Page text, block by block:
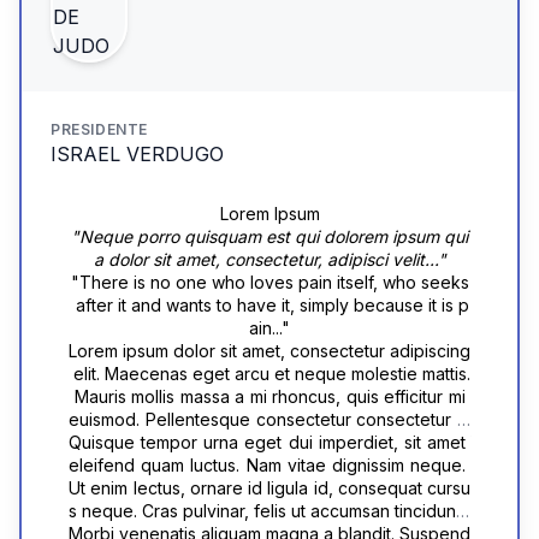
pit sem ut quam bibendum, vitae sodales nibh volu
tpat.
PRESIDENTE
ISRAEL VERDUGO
Lorem Ipsum
"Neque porro quisquam est qui dolorem ipsum qui
a dolor sit amet, consectetur, adipisci velit..."
"There is no one who loves pain itself, who seeks
after it and wants to have it, simply because it is p
ain..."
Lorem ipsum dolor sit amet, consectetur adipiscing
elit. Maecenas eget arcu et neque molestie mattis.
Mauris mollis massa a mi rhoncus, quis efficitur mi
euismod. Pellentesque consectetur consectetur m
agna vitae viverra. Quisque molestie ultricies eleif
end. Nulla commodo ullamcorper risus, ut sceleris
que urna aliquet vel. Suspendisse potenti. Vestibul
um tempus interdum urna, non congue lorem vene
natis in. Suspendisse mollis nunc et maximus feugi
Quisque tempor urna eget dui imperdiet, sit amet
eleifend quam luctus. Nam vitae dignissim neque.
Ut enim lectus, ornare id ligula id, consequat cursu
s neque. Cras pulvinar, felis ut accumsan tincidunt,
neque lacus luctus enim, vitae cursus sem elit quis
Morbi venenatis aliquam magna a blandit. Suspend